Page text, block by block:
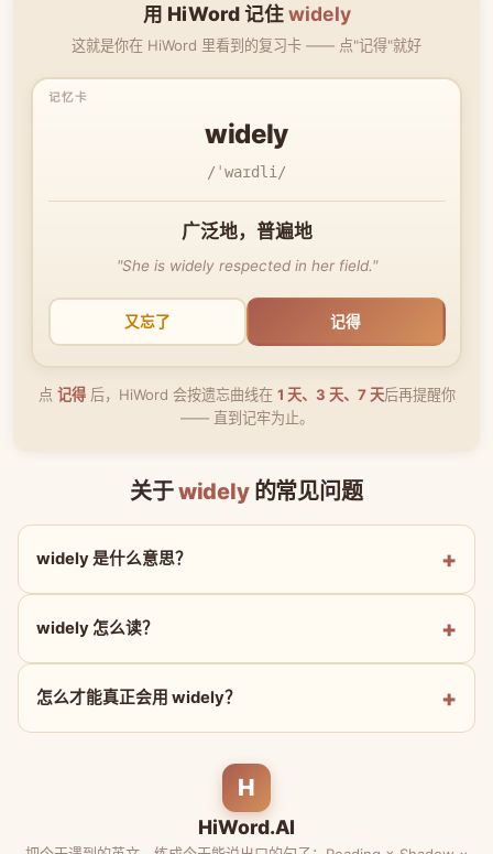
用 HiWord 记住widely
这就是你在 HiWord 里看到的复习卡 —— 点"记得"就好
widely
/ˈwaɪdli/
广泛地，普遍地
"She is widely respected in her field."
又忘了 记得
点 记得后，HiWord 会按遗忘曲线在 1 天、3 天、7 天后再提醒你
—— 直到记牢为止。
关于widely的常见问题
widely 是什么意思？
widely 怎么读？
怎么才能真正会用 widely？
H
HiWord.AI